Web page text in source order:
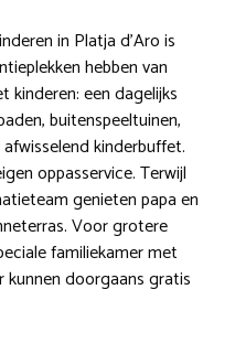
in Platja d’Aro is
hebben van
kinderen: een dagelijks
buitenspeeltuinen,
kinderbuffet.
oppasservice. Terwijl
genieten papa en
Voor grotere
familiekamer met
kunnen doorgaans gratis